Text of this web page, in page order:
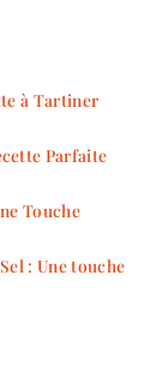
à Tartiner
Parfaite
Touche
: Une touche